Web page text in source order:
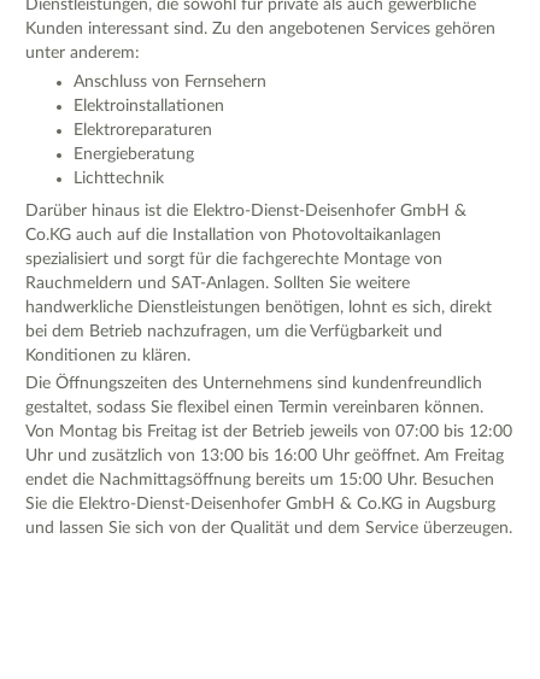
Dienstleistungen, die sowohl für private als auch gewerbliche
Kunden interessant sind. Zu den angebotenen Services gehören
unter anderem:
Anschluss von Fernsehern
Elektroinstallationen
Elektroreparaturen
Energieberatung
Lichttechnik
Darüber hinaus ist die Elektro-Dienst-Deisenhofer GmbH &
Co.KG auch auf die Installation von Photovoltaikanlagen
spezialisiert und sorgt für die fachgerechte Montage von
Rauchmeldern und SAT-Anlagen. Sollten Sie weitere
handwerkliche Dienstleistungen benötigen, lohnt es sich, direkt
bei dem Betrieb nachzufragen, um die Verfügbarkeit und
Konditionen zu klären.
Die Öffnungszeiten des Unternehmens sind kundenfreundlich
gestaltet, sodass Sie flexibel einen Termin vereinbaren können.
Von Montag bis Freitag ist der Betrieb jeweils von 07:00 bis 12:00
Uhr und zusätzlich von 13:00 bis 16:00 Uhr geöffnet. Am Freitag
endet die Nachmittagsöffnung bereits um 15:00 Uhr. Besuchen
Sie die Elektro-Dienst-Deisenhofer GmbH & Co.KG in Augsburg
und lassen Sie sich von der Qualität und dem Service überzeugen.